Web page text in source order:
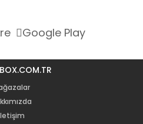
Google Play